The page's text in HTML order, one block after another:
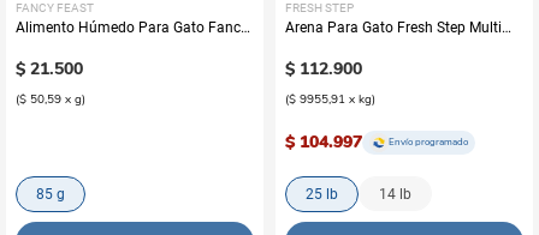
FANCY FEAST
Alimento Húmedo Para Gato Fancy
Lleve 5
$ 21.500
($ 50,59 x g)
85 g
FRESH STEP
Arena Para Gato Fresh Step Multi
$ 112.900
($ 9955,91 x kg)
$ 104.997 Envío programado
25 lb 14 lb